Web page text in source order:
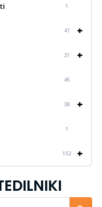
1
+
47
+
21
45
+
38
1
+
152